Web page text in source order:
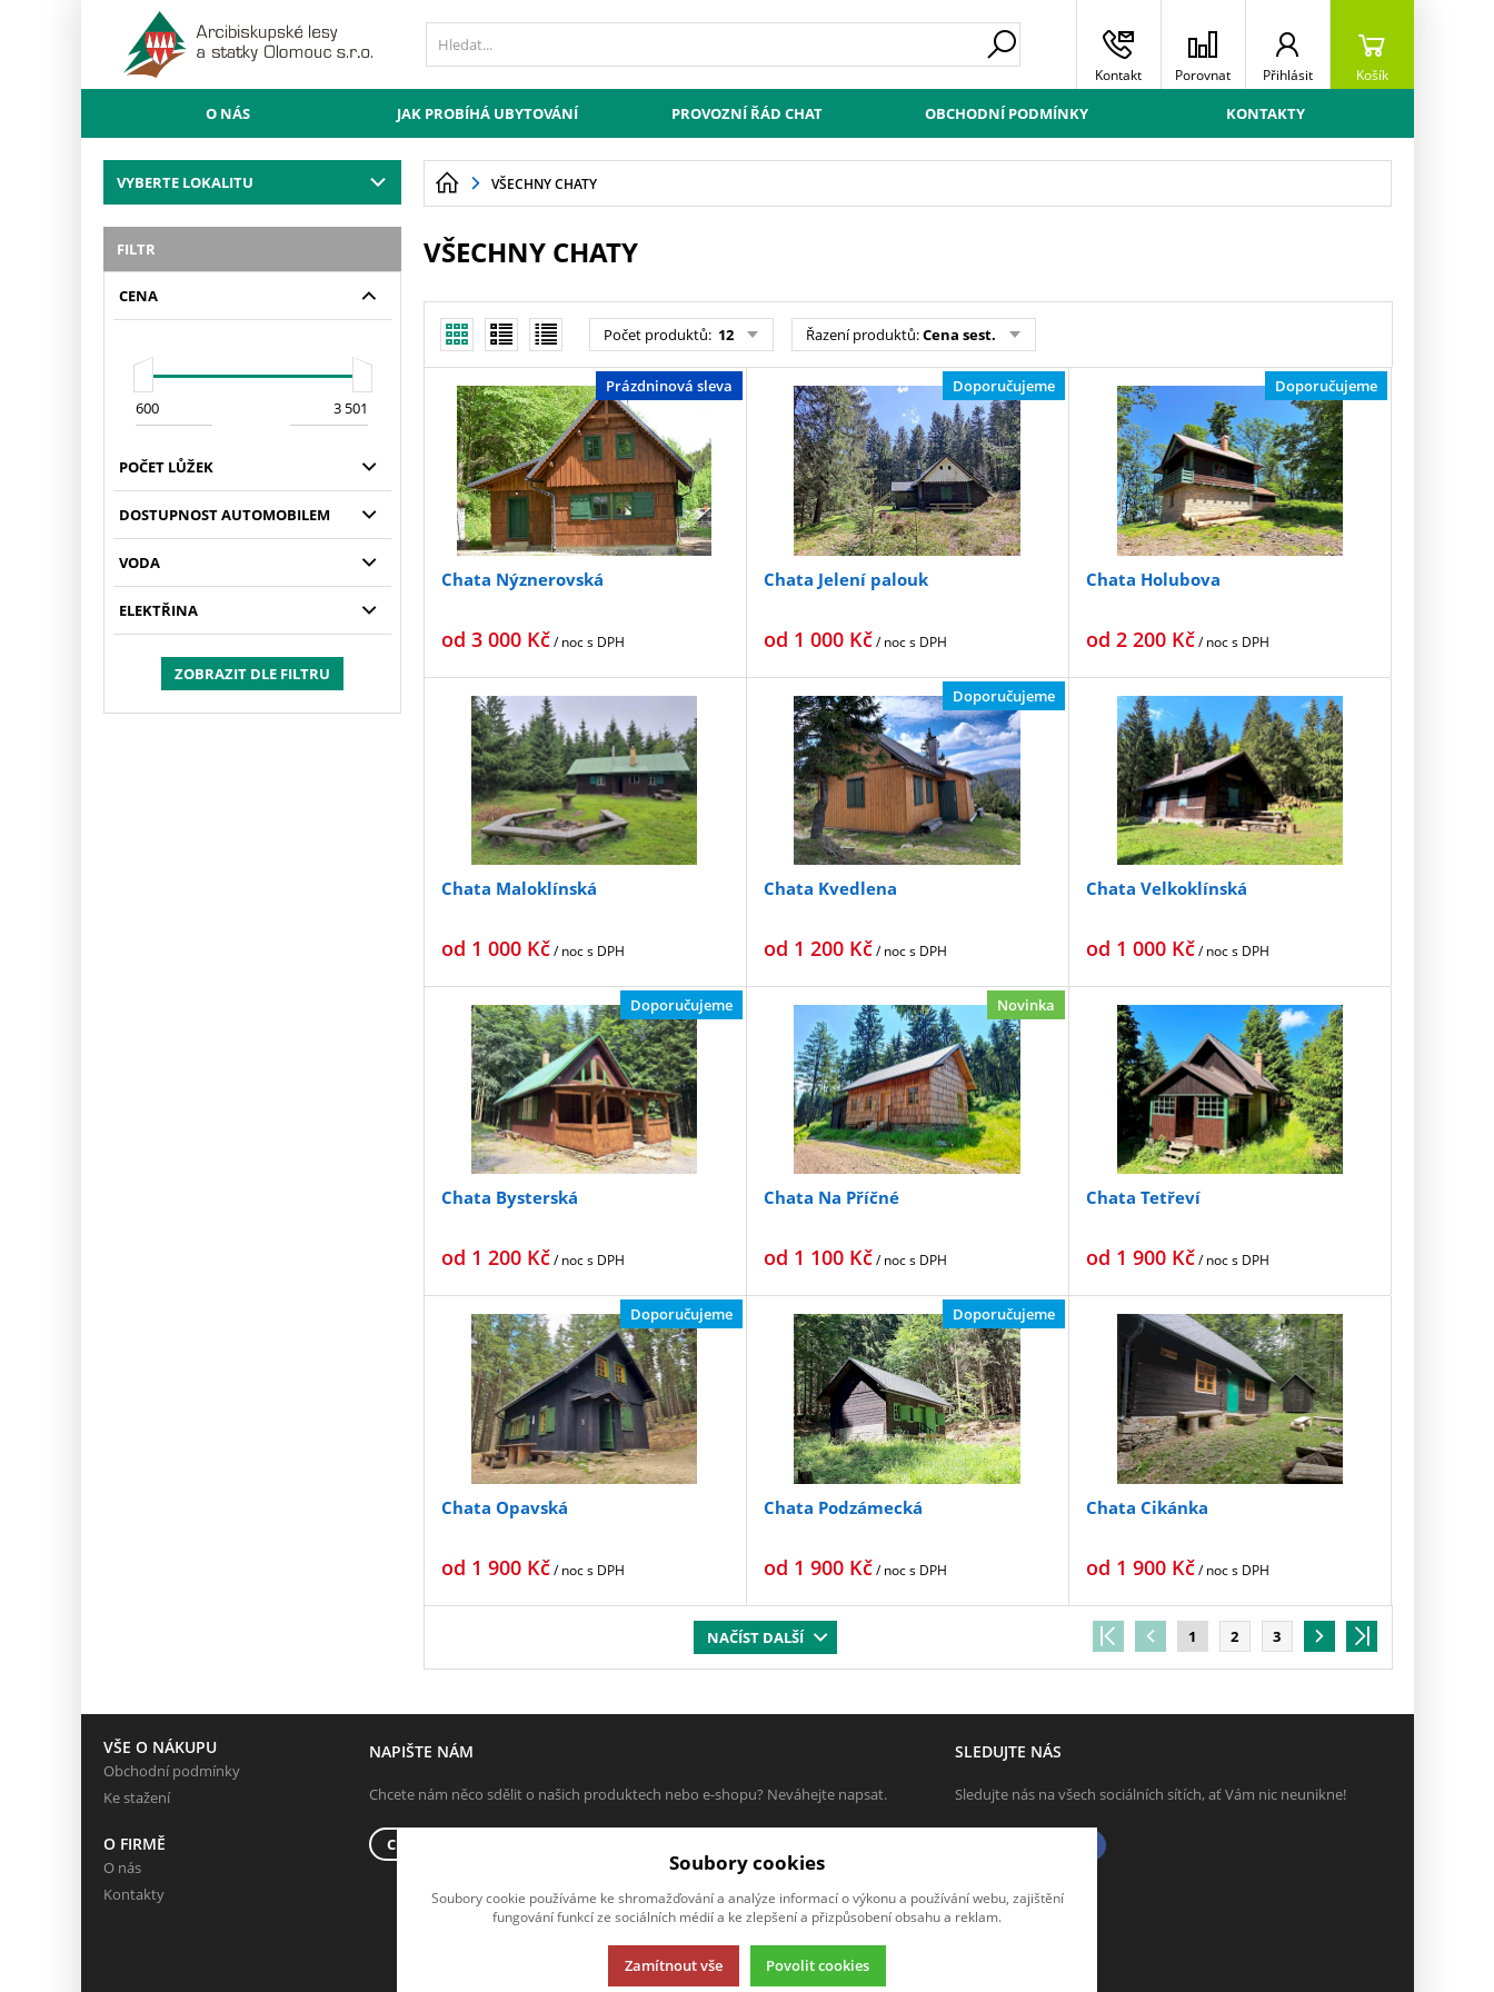
Kontakt Porovnat Přihlásit Košík
O NÁS JAK PROBÍHÁ UBYTOVÁNÍ PROVOZNÍ ŘÁD CHAT OBCHODNÍ PODMÍNKY KONTAKTY
VYBERTE LOKALITU
FILTR
CENA
POČET LŮŽEK
DOSTUPNOST AUTOMOBILEM
VODA
ELEKTŘINA
ZOBRAZIT DLE FILTRU
VŠECHNY CHATY
VŠECHNY CHATY
Počet produktů: 12 Řazení produktů:Cena sest.
Prázdninová sleva
Chata Nýznerovská
od 3 000Kč/ nocs DPH
Doporučujeme
Chata Jelení palouk
od 1 000Kč/ nocs DPH
Doporučujeme
Chata Holubova
od2 200 Kč/ nocs DPH
Chata Maloklínská
od 1 000Kč/ nocs DPH
Doporučujeme
Chata Kvedlena
od 1 200Kč/ nocs DPH
Chata Velkoklínská
od 1 000 Kč/ nocs DPH
Doporučujeme
Chata Bysterská
od 1 200Kč/ nocs DPH
Novinka
Chata Na Příčné
od 1 100Kč/ nocs DPH
Chata Tetřeví
od 1 900 Kč/ nocs DPH
Doporučujeme
Chata Opavská
od 1 900Kč/ nocs DPH
Doporučujeme
Chata Podzámecká
od 1 900Kč/ nocs DPH
Chata Cikánka
od 1 900 Kč/ nocs DPH
NAČÍST DALŠÍ 1 2 3
VŠE O NÁKUPU
Obchodní podmínky
Ke stažení
O FIRMĚ
O nás
Kontakty
NAPIŠTE NÁM
Chcete nám něco sdělit o našich produktech nebo e-shopu? Neváhejte napsat.
CHCI NAPSAT ZPRÁVU
SLEDUJTE NÁS
Sledujte nás na všech sociálních sítích, ať Vám nic neunikne!
Soubory cookies
Soubory cookie používáme ke shromažďování a analýze informací o výkonu a používání webu, zajištění
fungování funkcí ze sociálních médií a ke zlepšení a přizpůsobení obsahu a reklam.
Zamítnout vše Povolit cookies